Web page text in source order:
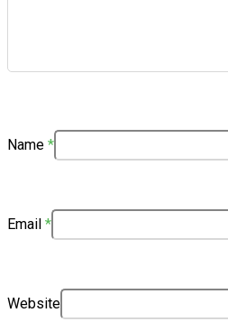
Name *
Email *
Website